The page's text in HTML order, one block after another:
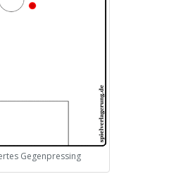
Gegenpressing